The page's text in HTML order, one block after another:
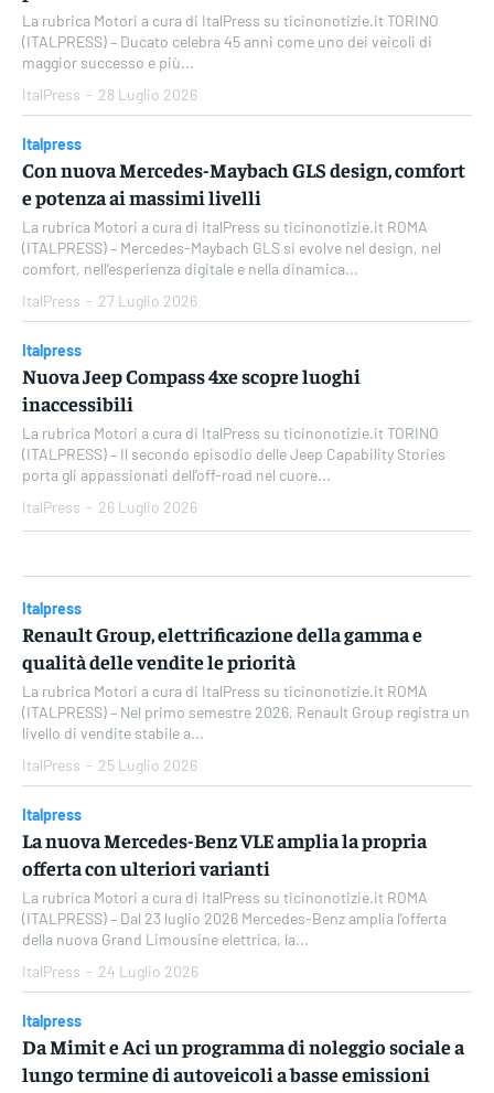
La rubrica Motori a cura di ItalPress su ticinonotizie.it TORINO
(ITALPRESS) – Ducato celebra 45 anni come uno dei veicoli di
maggior successo e più...
ItalPress - 28 Luglio 2026
Italpress
Con nuova Mercedes-Maybach GLS design, comfort
e potenza ai massimi livelli
La rubrica Motori a cura di ItalPress su ticinonotizie.it ROMA
(ITALPRESS) – Mercedes-Maybach GLS si evolve nel design, nel
comfort, nell’esperienza digitale e nella dinamica...
ItalPress - 27 Luglio 2026
Italpress
Nuova Jeep Compass 4xe scopre luoghi
inaccessibili
La rubrica Motori a cura di ItalPress su ticinonotizie.it TORINO
(ITALPRESS) – Il secondo episodio delle Jeep Capability Stories
porta gli appassionati dell’off-road nel cuore...
ItalPress - 26 Luglio 2026
Italpress
Renault Group, elettrificazione della gamma e
qualità delle vendite le priorità
La rubrica Motori a cura di ItalPress su ticinonotizie.it ROMA
(ITALPRESS) – Nel primo semestre 2026, Renault Group registra un
livello di vendite stabile a...
ItalPress - 25 Luglio 2026
Italpress
La nuova Mercedes-Benz VLE amplia la propria
offerta con ulteriori varianti
La rubrica Motori a cura di ItalPress su ticinonotizie.it ROMA
(ITALPRESS) – Dal 23 luglio 2026 Mercedes-Benz amplia l’offerta
della nuova Grand Limousine elettrica, la...
ItalPress - 24 Luglio 2026
Italpress
Da Mimit e Aci un programma di noleggio sociale a
lungo termine di autoveicoli a basse emissioni